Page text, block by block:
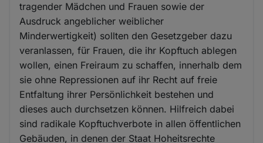
tragender Mädchen und Frauen sowie der
Ausdruck angeblicher weiblicher
Minderwertigkeit) sollten den Gesetzgeber dazu
veranlassen, für Frauen, die ihr Kopftuch ablegen
wollen, einen Freiraum zu schaffen, innerhalb dem
sie ohne Repressionen auf ihr Recht auf freie
Entfaltung ihrer Persönlichkeit bestehen und
dieses auch durchsetzen können. Hilfreich dabei
sind radikale Kopftuchverbote in allen öffentlichen
Gebäuden, in denen der Staat Hoheitsrechte